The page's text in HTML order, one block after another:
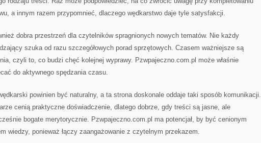
a innym razem przypomnieć, dlaczego wędkarstwo daje tyle satysfakcji.
dobra przestrzeń dla czytelników spragnionych nowych tematów. Nie każdy
szuka od razu szczegółowych porad sprzętowych. Czasem ważniejsze są
czyli to, co budzi chęć kolejnej wyprawy. Pzwpajeczno.com.pl może właśnie
do aktywnego spędzania czasu.
powinien być naturalny, a ta strona doskonale oddaje taki sposób komunikacji.
cenią praktyczne doświadczenie, dlatego dobrze, gdy treści są jasne, ale
bogate merytorycznie. Pzwpajeczno.com.pl ma potencjał, by być cenionym
wiedzy, ponieważ łączy zaangażowanie z czytelnym przekazem.